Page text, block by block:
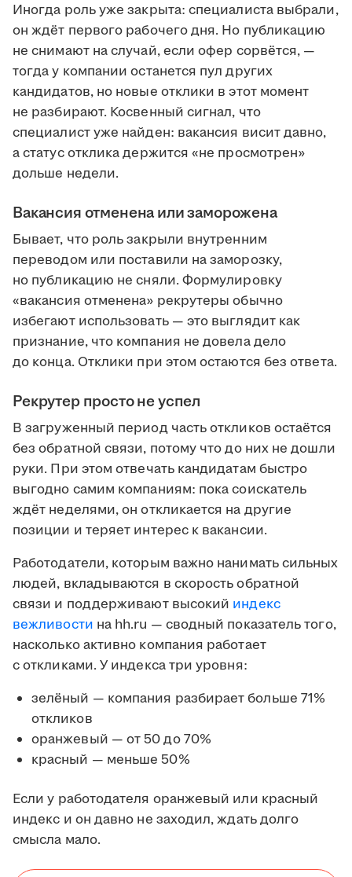
Иногда роль уже закрыта: специалиста выбрали,
он ждёт первого рабочего дня. Но публикацию
не снимают на случай, если офер сорвётся, —
тогда у компании останется пул других
кандидатов, но новые отклики в этот момент
не разбирают. Косвенный сигнал, что
специалист уже найден: вакансия висит давно,
а статус отклика держится «не просмотрен»
дольше недели.
Вакансия отменена или заморожена
Бывает, что роль закрыли внутренним
переводом или поставили на заморозку,
но публикацию не сняли. Формулировку
«вакансия отменена» рекрутеры обычно
избегают использовать — это выглядит как
признание, что компания не довела дело
до конца. Отклики при этом остаются без ответа.
Рекрутер просто не успел
В загруженный период часть откликов остаётся
без обратной связи, потому что до них не дошли
руки. При этом отвечать кандидатам быстро
выгодно самим компаниям: пока соискатель
ждёт неделями, он откликается на другие
позиции и теряет интерес к вакансии.
Работодатели, которым важно нанимать сильных
людей, вкладываются в скорость обратной
связи и поддерживают высокий индекс
вежливости на hh.ru — сводный показатель того,
насколько активно компания работает
с откликами. У индекса три уровня:
зелёный — компания разбирает больше 71%
откликов
оранжевый — от 50 до 70%
красный — меньше 50%
Если у работодателя оранжевый или красный
индекс и он давно не заходил, ждать долго
смысла мало.